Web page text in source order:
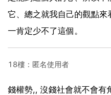
它、總之就我自己的觀點
一肯定少不了這個。
18樓：匿名使用者
錢權勢,, 沒錢社會就不會有